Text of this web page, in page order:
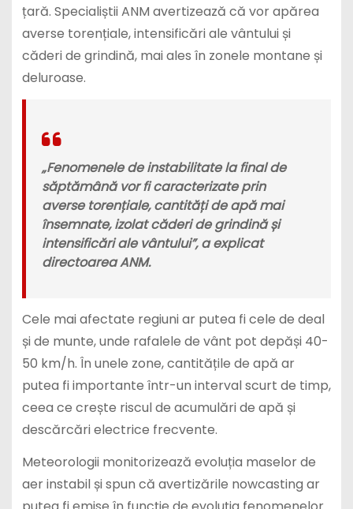
țară. Specialiștii ANM avertizează că vor apărea
averse torențiale, intensificări ale vântului și
căderi de grindină, mai ales în zonele montane și
deluroase.
„Fenomenele de instabilitate la final de
săptămână vor fi caracterizate prin
averse torențiale, cantități de apă mai
însemnate, izolat căderi de grindină și
intensificări ale vântului”, a explicat
directoarea ANM.
Cele mai afectate regiuni ar putea fi cele de deal
și de munte, unde rafalele de vânt pot depăși 40-
50 km/h. În unele zone, cantitățile de apă ar
putea fi importante într-un interval scurt de timp,
ceea ce crește riscul de acumulări de apă și
descărcări electrice frecvente.
Meteorologii monitorizează evoluția maselor de
aer instabil și spun că avertizările nowcasting ar